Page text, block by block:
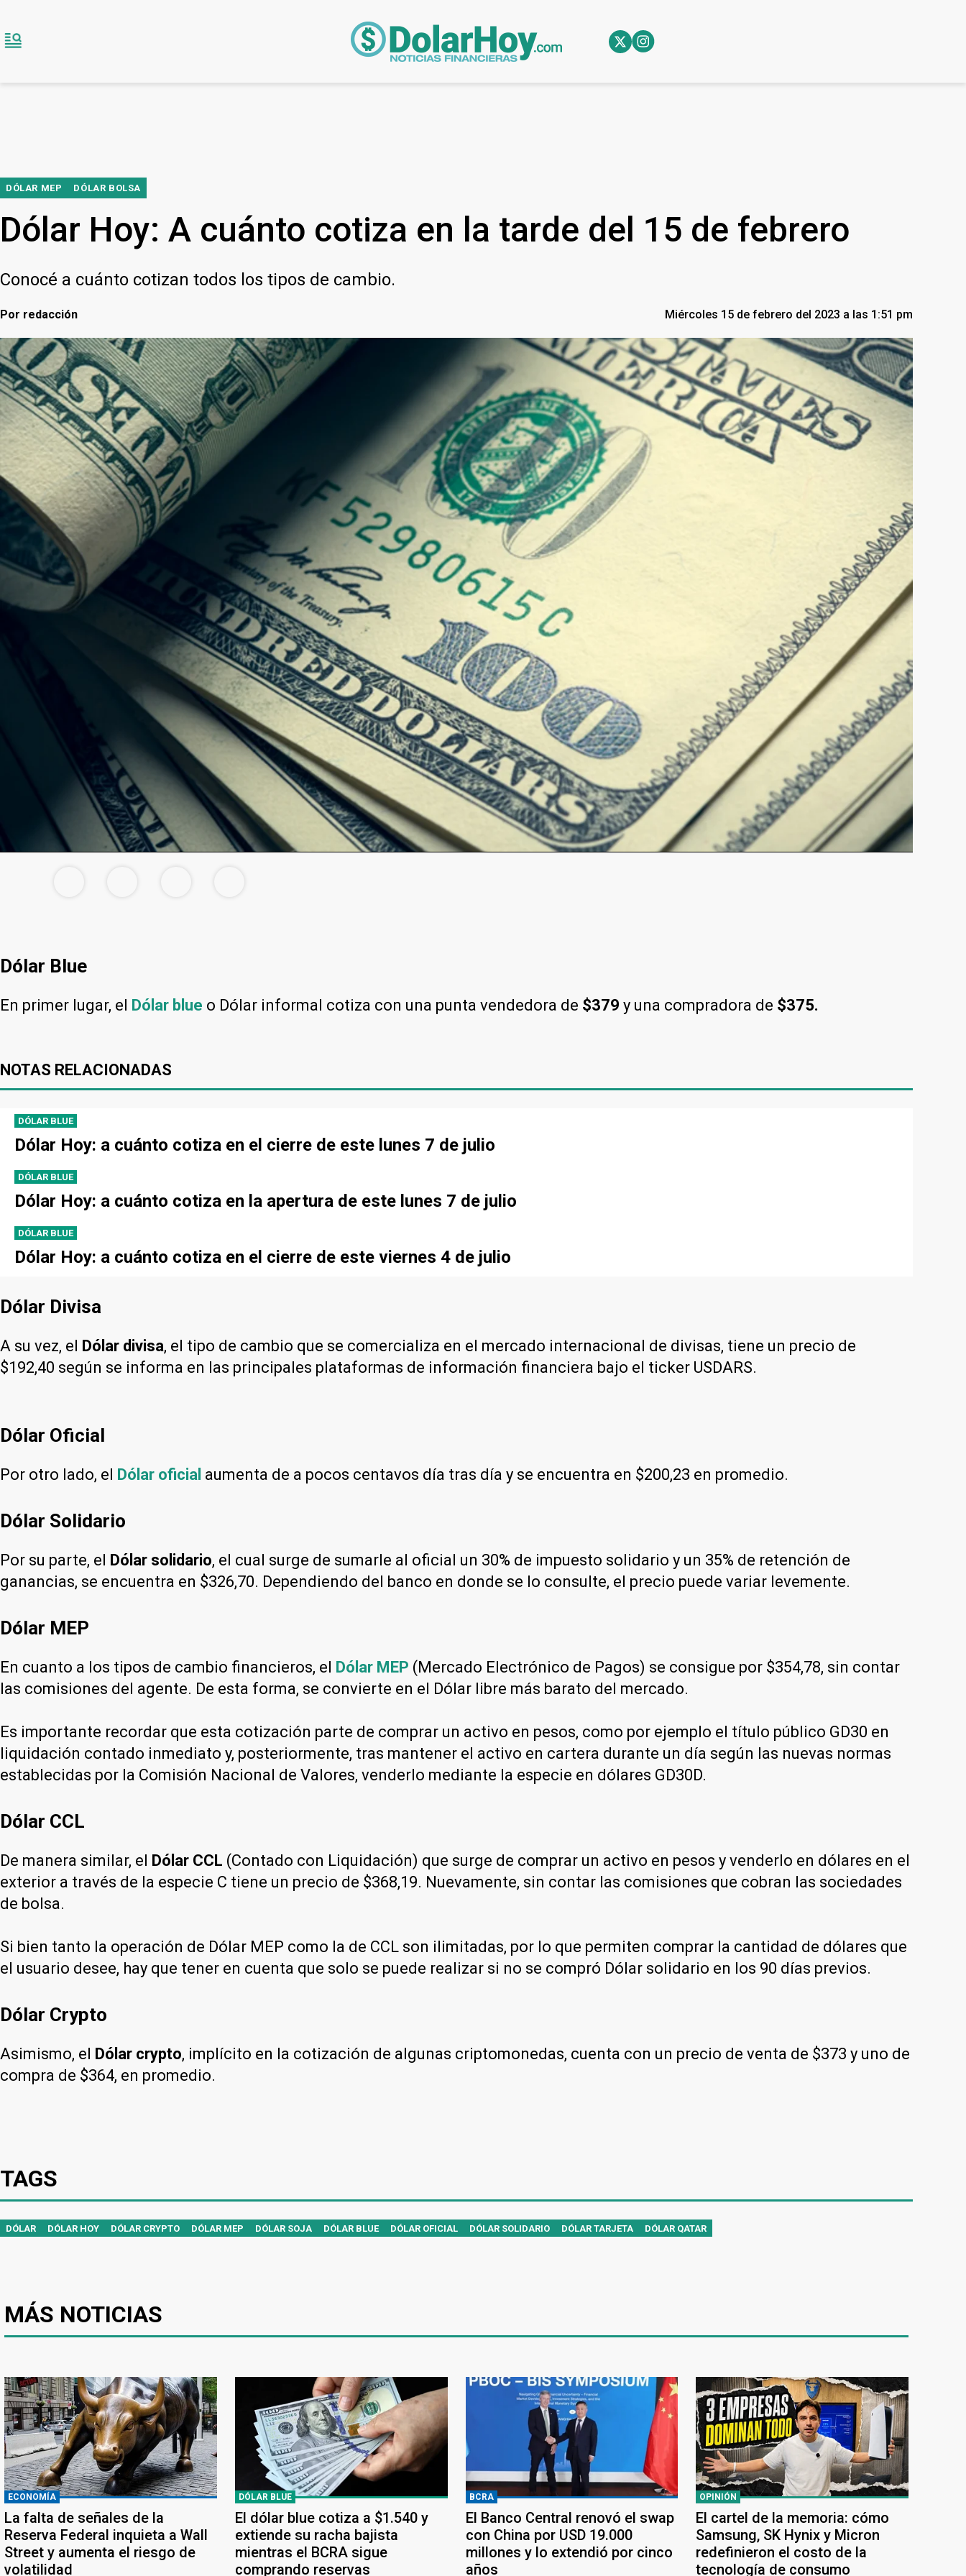
DÓLAR MEP DÓLAR BOLSA
Dólar Hoy: A cuánto cotiza en la tarde del 15 de febrero
Conocé a cuánto cotizan todos los tipos de cambio.
Por redacción Miércoles 15 de febrero del 2023 a las 1:51 pm
Dólar Blue
En primer lugar, el Dólar blue o Dólar informal cotiza con una punta vendedora de $379 y una compradora de $375.
NOTAS RELACIONADAS
DÓLAR BLUE
Dólar Hoy: a cuánto cotiza en el cierre de este lunes 7 de julio
DÓLAR BLUE
Dólar Hoy: a cuánto cotiza en la apertura de este lunes 7 de julio
DÓLAR BLUE
Dólar Hoy: a cuánto cotiza en el cierre de este viernes 4 de julio
Dólar Divisa
A su vez, el Dólar divisa, el tipo de cambio que se comercializa en el mercado internacional de divisas, tiene un precio de
$192,40 según se informa en las principales plataformas de información financiera bajo el ticker USDARS.
Dólar Oficial
Por otro lado, el Dólar oficial aumenta de a pocos centavos día tras día y se encuentra en $200,23 en promedio.
Dólar Solidario
Por su parte, el Dólar solidario, el cual surge de sumarle al oficial un 30% de impuesto solidario y un 35% de retención de
ganancias, se encuentra en $326,70. Dependiendo del banco en donde se lo consulte, el precio puede variar levemente.
Dólar MEP
En cuanto a los tipos de cambio financieros, el Dólar MEP (Mercado Electrónico de Pagos) se consigue por $354,78, sin contar
las comisiones del agente. De esta forma, se convierte en el Dólar libre más barato del mercado.
Es importante recordar que esta cotización parte de comprar un activo en pesos, como por ejemplo el título público GD30 en
liquidación contado inmediato y, posteriormente, tras mantener el activo en cartera durante un día según las nuevas normas
establecidas por la Comisión Nacional de Valores, venderlo mediante la especie en dólares GD30D.
Dólar CCL
De manera similar, el Dólar CCL (Contado con Liquidación) que surge de comprar un activo en pesos y venderlo en dólares en el
exterior a través de la especie C tiene un precio de $368,19. Nuevamente, sin contar las comisiones que cobran las sociedades
de bolsa.
Si bien tanto la operación de Dólar MEP como la de CCL son ilimitadas, por lo que permiten comprar la cantidad de dólares que
el usuario desee, hay que tener en cuenta que solo se puede realizar si no se compró Dólar solidario en los 90 días previos.
Dólar Crypto
Asimismo, el Dólar crypto, implícito en la cotización de algunas criptomonedas, cuenta con un precio de venta de $373 y uno de
compra de $364, en promedio.
TAGS
DÓLAR DÓLAR HOY DÓLAR CRYPTO DÓLAR MEP DÓLAR SOJA DÓLAR BLUE DÓLAR OFICIAL DÓLAR SOLIDARIO DÓLAR TARJETA DÓLAR QATAR
MÁS NOTICIAS
ECONOMÍA
La falta de señales de la
Reserva Federal inquieta a Wall
Street y aumenta el riesgo de
volatilidad
DÓLAR BLUE
El dólar blue cotiza a $1.540 y
extiende su racha bajista
mientras el BCRA sigue
comprando reservas
BCRA
El Banco Central renovó el swap
con China por USD 19.000
millones y lo extendió por cinco
años
OPINIÓN
El cartel de la memoria: cómo
Samsung, SK Hynix y Micron
redefinieron el costo de la
tecnología de consumo